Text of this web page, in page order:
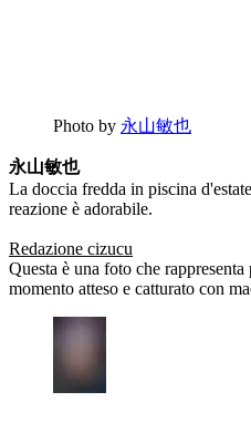
Photo by 永山敏也
永山敏也
La doccia fredda in piscina
reazione è adorabile.
Redazione cizucu
Questa è una foto che
momento atteso e catturato con